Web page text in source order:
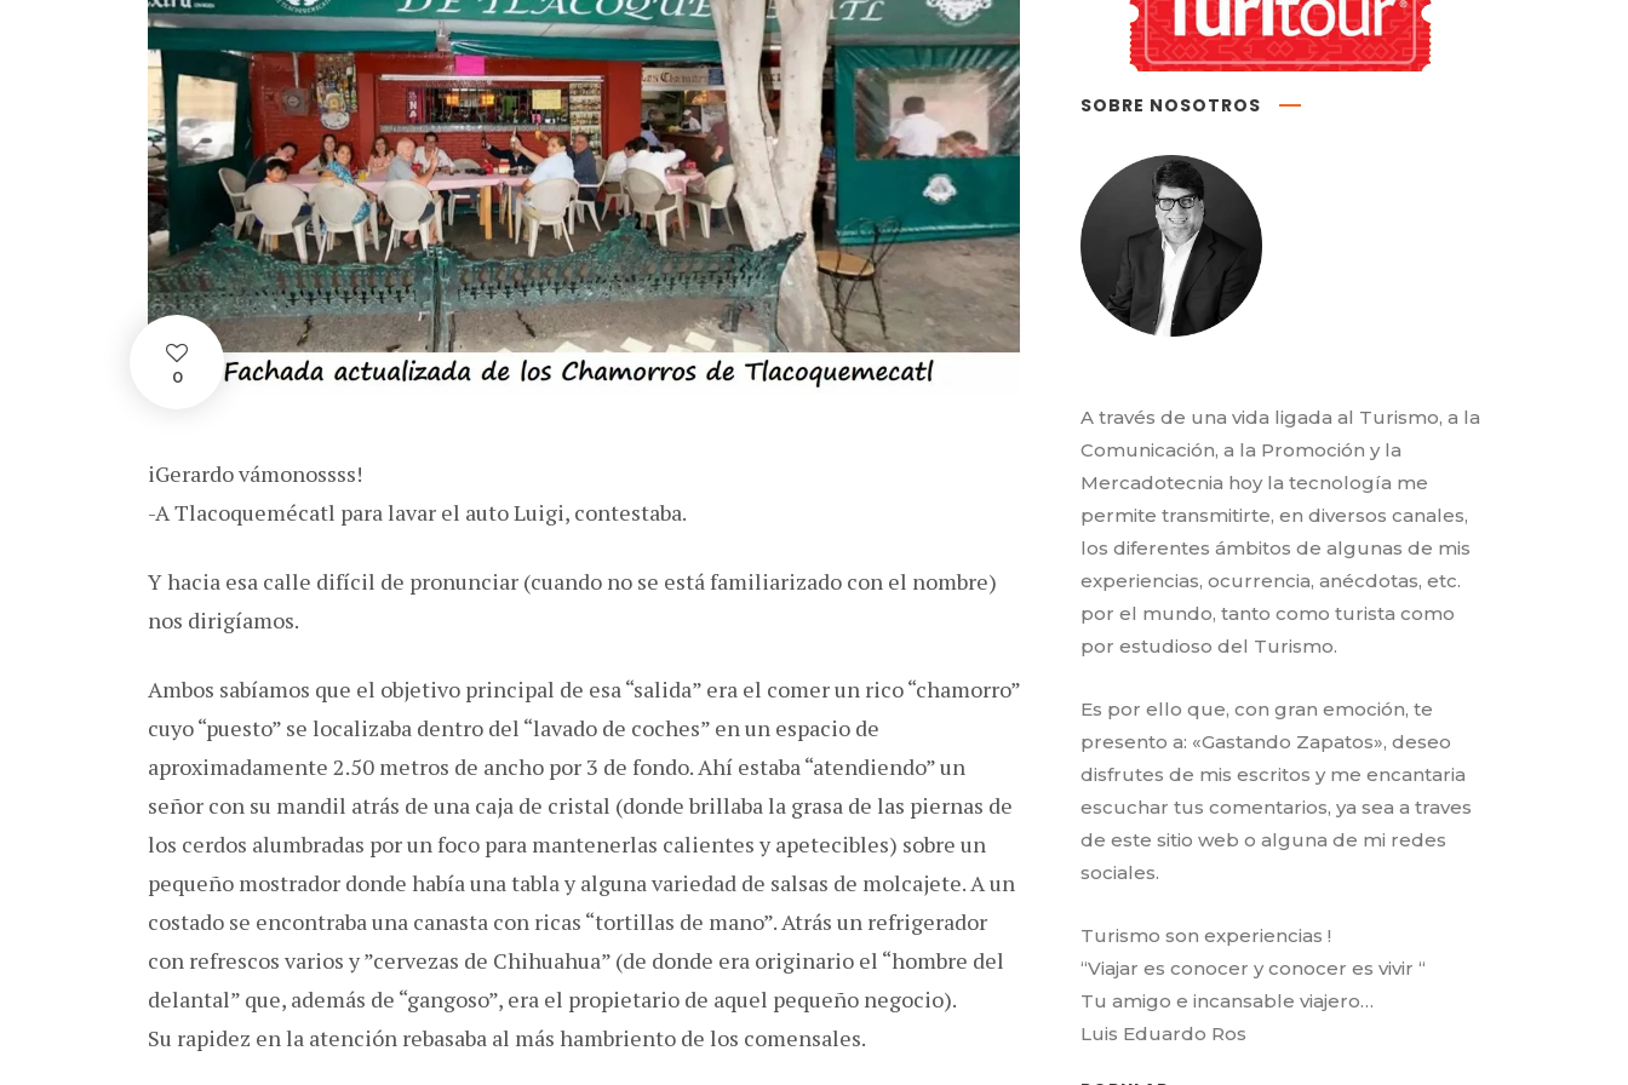
0
iGerardo vámonossss!
-A Tlacoquemécatl para lavar el auto Luigi, contestaba.
Y hacia esa calle difícil de pronunciar (cuando no se está familiarizado con el nombre)
nos dirigíamos.
Ambos sabíamos que el objetivo principal de esa “salida” era el comer un rico “chamorro”
cuyo “puesto” se localizaba dentro del “lavado de coches” en un espacio de
aproximadamente 2.50 metros de ancho por 3 de fondo. Ahí estaba “atendiendo” un
señor con su mandil atrás de una caja de cristal (donde brillaba la grasa de las piernas de
los cerdos alumbradas por un foco para mantenerlas calientes y apetecibles) sobre un
pequeño mostrador donde había una tabla y alguna variedad de salsas de molcajete. A un
costado se encontraba una canasta con ricas “tortillas de mano”. Atrás un refrigerador
con refrescos varios y ”cervezas de Chihuahua” (de donde era originario el “hombre del
delantal” que, además de “gangoso”, era el propietario de aquel pequeño negocio).
Su rapidez en la atención rebasaba al más hambriento de los comensales.
SOBRE NOSOTROS
A través de una vida ligada al Turismo, a la
Comunicación, a la Promoción y la
Mercadotecnia hoy la tecnología me
permite transmitirte, en diversos canales,
los diferentes ámbitos de algunas de mis
experiencias, ocurrencia, anécdotas, etc.
por el mundo, tanto como turista como
por estudioso del Turismo.
Es por ello que, con gran emoción, te
presento a: «Gastando Zapatos», deseo
disfrutes de mis escritos y me encantaria
escuchar tus comentarios, ya sea a traves
de este sitio web o alguna de mi redes
sociales.
Turismo son experiencias !
“Viajar es conocer y conocer es vivir “
Tu amigo e incansable viajero…
Luis Eduardo Ros